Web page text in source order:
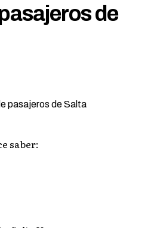
de
saber: